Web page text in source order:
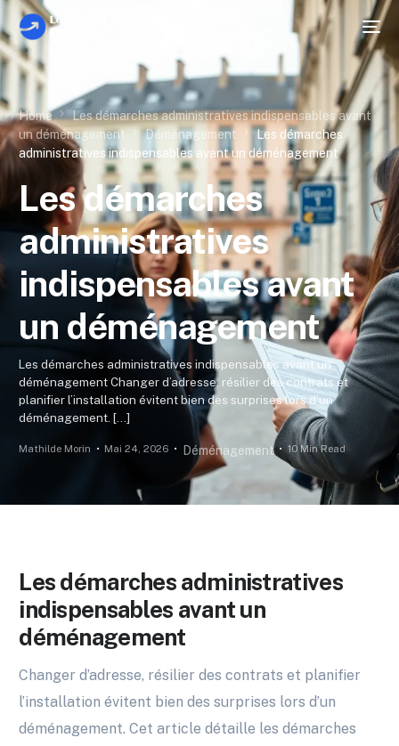
Home
Les démarches administratives indispensables avant
un déménagement
Déménagement
Les démarches
administratives indispensables avant un déménagement
Les démarches
administratives
indispensables avant
un déménagement
Les démarches administratives indispensables avant un
déménagement Changer d’adresse, résilier des contrats et
planifier l’installation évitent bien des surprises lors d’un
déménagement. […]
Mathilde Morin Mai 24, 2026 Déménagement 10 Min Read
Les démarches administratives
indispensables avant un
déménagement
Changer d’adresse, résilier des contrats et planifier
l’installation évitent bien des surprises lors d’un
déménagement. Cet article détaille les démarches